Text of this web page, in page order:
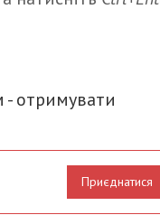
отримувати
Приєднатися